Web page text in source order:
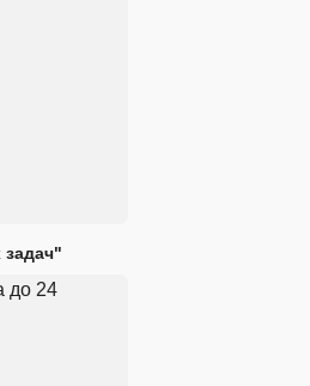
задач"